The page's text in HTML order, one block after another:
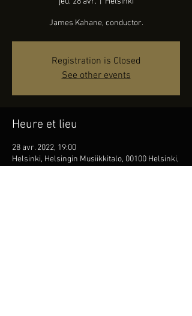
James Kahane, conductor.
Registration is Closed
See other events
Heure et lieu
28 avr. 2022, 19:00
Helsinki, Helsingin Musiikkitalo, 00100 Helsinki,